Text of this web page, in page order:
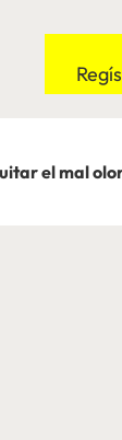
el mal